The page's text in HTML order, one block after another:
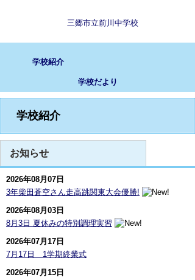
三郷市立前川中学校
学校紹介
学校だより
学校紹介
お知らせ
2026年08月07日
3年柴田蒼空さん走高跳関東大会優勝!
2026年08月03日
8月3日 夏休みの特別調理実習
2026年07月17日
7月17日 1学期終業式
2026年07月15日